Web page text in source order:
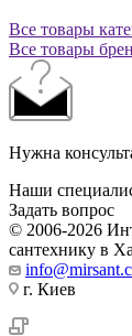
Все товары
Все товары
Нужна
Наши
Задать вопрос
© 2006-2026
сантехнику в
г. Киев